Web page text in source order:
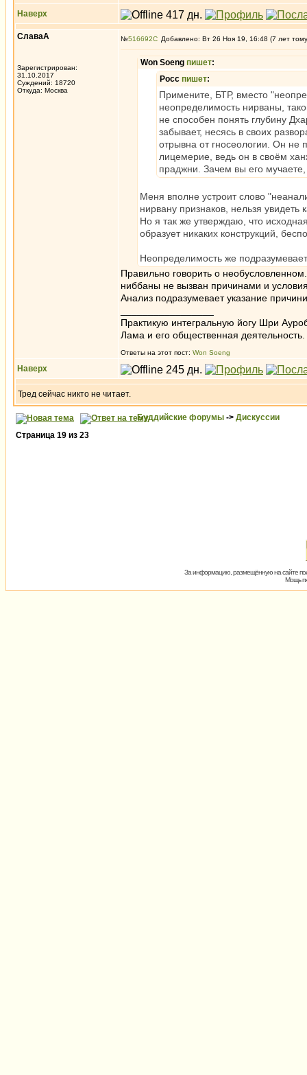
Наверх
СлаваА
Зарегистрирован:
31.10.2017
Суждений: 18720
Откуда: Москва
№516692 Добавлено: Вт 26 Ноя 19, 16:48 (7 лет
Won Soeng пишет:
Росс пишет:
Примените, БТР, вместо
неопределимость нирваны,
не способен понять глубину
забывает, несясь в своих
отрывна от гносеологии. Он не
лицемерие, ведь он в своём
праджни. Зачем вы его
Меня вполне устроит слово
нирвану признаков, нельзя
Но я так же утверждаю, что
образует никаких конструкций,
Неопределимость же
Правильно говорить о
ниббаны не вызван причинами и
Анализ подразумевает указание
Практикую интегральную йогу Шри
Лама и его общественная деятельность.
Ответы на этот пост: Won Soeng
Наверх
Тред сейчас никто не читает.
Буддийские форумы -> Дискуссии
Страница 19 из 23
За информацию, размещённую на сайте
Мощь